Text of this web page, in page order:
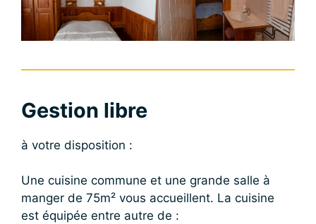
Gestion libre
à votre disposition :
Une cuisine commune et une grande salle à
manger de 75m² vous accueillent. La cuisine
est équipée entre autre de :